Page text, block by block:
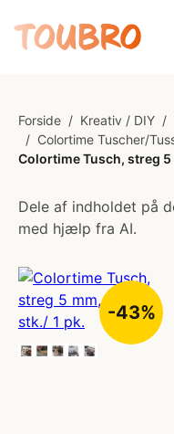
Forside / Kreativ / DIY /
/ Colortime Tuscher/
Colortime Tusch, streg 5
Dele af indholdet på
med hjælp fra AI.
-43%